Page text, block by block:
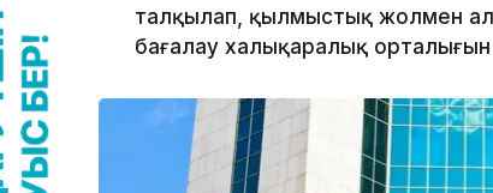
талқылап, қылмыстық жолмен
бағалау халықаралық